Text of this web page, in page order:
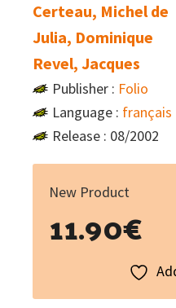
Certeau, Michel de
Julia, Dominique
Revel, Jacques
Publisher : Folio
Language : français
Release : 08/2002
New Product
11.90€